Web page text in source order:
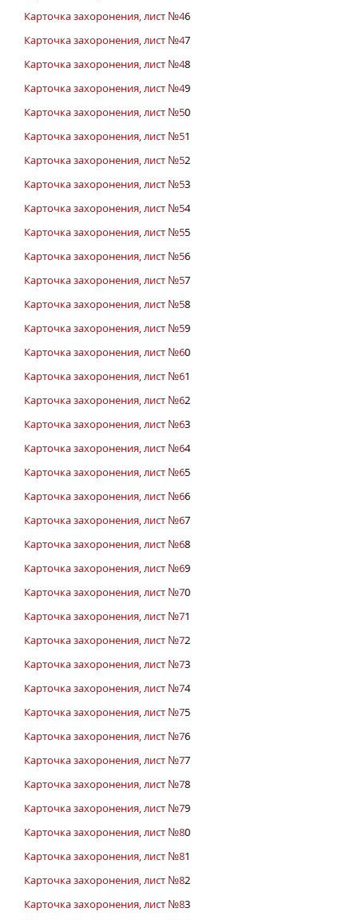
Карточка захоронения, лист №46
Карточка захоронения, лист №47
Карточка захоронения, лист №48
Карточка захоронения, лист №49
Карточка захоронения, лист №50
Карточка захоронения, лист №51
Карточка захоронения, лист №52
Карточка захоронения, лист №53
Карточка захоронения, лист №54
Карточка захоронения, лист №55
Карточка захоронения, лист №56
Карточка захоронения, лист №57
Карточка захоронения, лист №58
Карточка захоронения, лист №59
Карточка захоронения, лист №60
Карточка захоронения, лист №61
Карточка захоронения, лист №62
Карточка захоронения, лист №63
Карточка захоронения, лист №64
Карточка захоронения, лист №65
Карточка захоронения, лист №66
Карточка захоронения, лист №67
Карточка захоронения, лист №68
Карточка захоронения, лист №69
Карточка захоронения, лист №70
Карточка захоронения, лист №71
Карточка захоронения, лист №72
Карточка захоронения, лист №73
Карточка захоронения, лист №74
Карточка захоронения, лист №75
Карточка захоронения, лист №76
Карточка захоронения, лист №77
Карточка захоронения, лист №78
Карточка захоронения, лист №79
Карточка захоронения, лист №80
Карточка захоронения, лист №81
Карточка захоронения, лист №82
Карточка захоронения, лист №83